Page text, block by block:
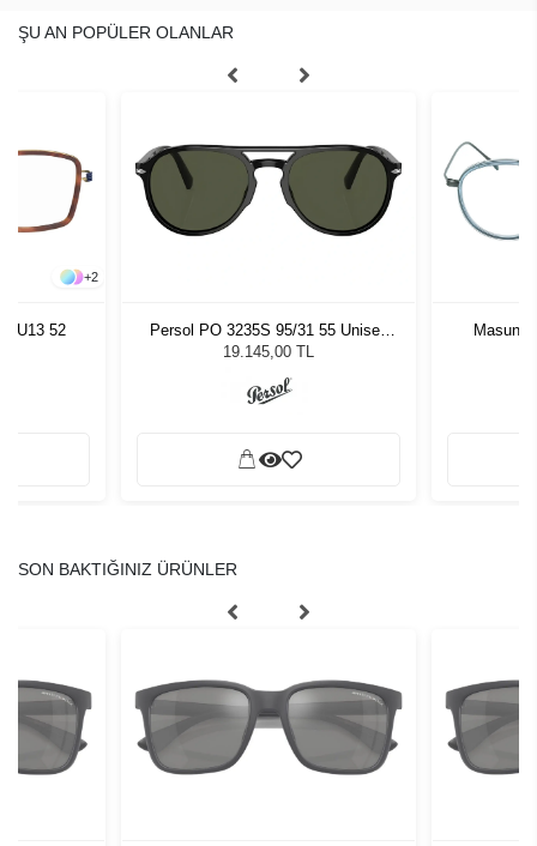
ŞU AN POPÜLER OLANLAR
+2
U13 52
Persol PO 3235S 95/31 55 Unisex
Güneş Gözlüğü
19.145,00 TL
SON BAKTIĞINIZ ÜRÜNLER